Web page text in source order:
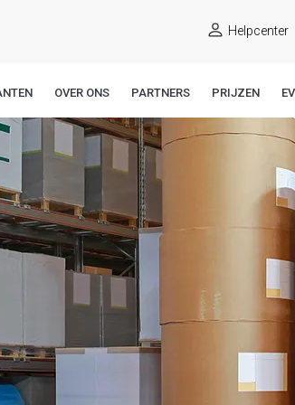
Helpcenter
OVER ONS PARTNERS PRIJZEN